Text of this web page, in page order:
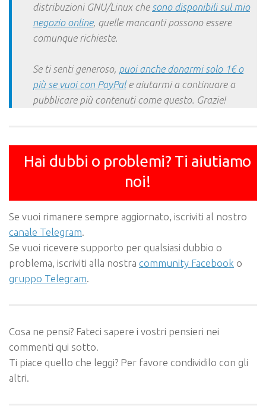
distribuzioni GNU/Linux che sono disponibili sul mio
negozio online, quelle mancanti possono essere
comunque richieste.
Se ti senti generoso, puoi anche donarmi solo 1€ o
più se vuoi con PayPale aiutarmi a continuare a
pubblicare più contenuti come questo. Grazie!
Hai dubbi o problemi? Ti aiutiamo
noi!
Se vuoi rimanere sempre aggiornato, iscriviti al nostro
canale Telegram.
Se vuoi ricevere supporto per qualsiasi dubbio o
problema, iscriviti alla nostra community Facebook o
gruppo Telegram.
Cosa ne pensi? Fateci sapere i vostri pensieri nei
commenti qui sotto.
Ti piace quello che leggi? Per favore condividilo con gli
altri.